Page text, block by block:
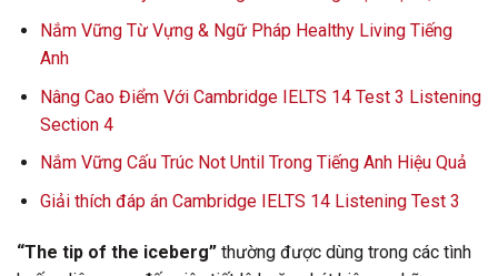
Nắm Vững Từ Vựng & Ngữ Pháp Healthy Living Tiếng
Anh
Nâng Cao Điểm Với Cambridge IELTS 14 Test 3 Listening
Section 4
Nắm Vững Cấu Trúc Not Until Trong Tiếng Anh Hiệu Quả
Giải thích đáp án Cambridge IELTS 14 Listening Test 3
“The tip of the iceberg” thường được dùng trong các tình